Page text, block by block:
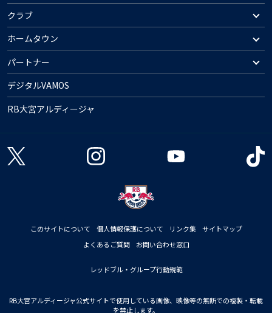
クラブ
ホームタウン
パートナー
デジタルVAMOS
RB大宮アルディージャ
このサイトについて 個人情報保護について リンク集
サイトマップ
よくあるご質問
お問い合わせ窓口
レッドブル・グループ行動規範
RB大宮アルディージャ公式サイトで使用している画像、映像等の無断での複製・転載
を禁止します。